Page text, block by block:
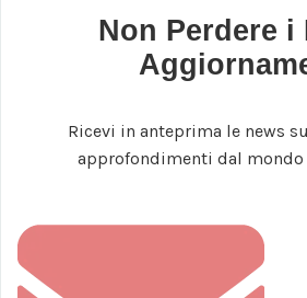
Non Perdere i
Ricevi in anteprima le news
approfondimenti dal mondo